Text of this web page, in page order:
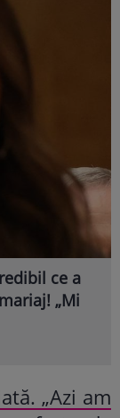
ce a
„Mi
„Azi am